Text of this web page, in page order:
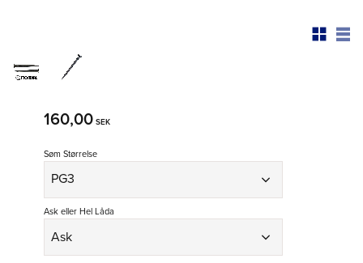
160,00 SEK
Søm Størrelse
Ask eller Hel Låda